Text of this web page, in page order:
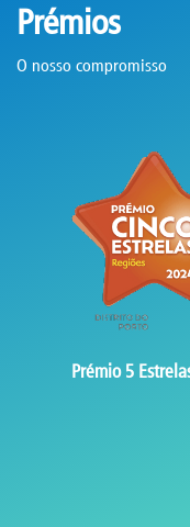
Prémios
O nosso compromisso
Prémio 5